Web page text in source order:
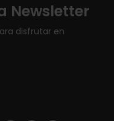
Newsletter
disfrutar en